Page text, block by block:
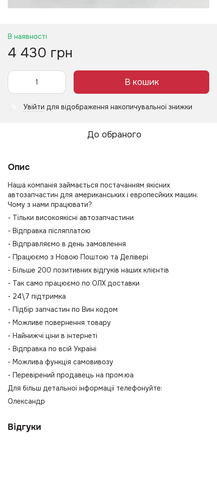
В наявності
4 430 грн
В кошик
Увійти для відображення накопичувальної знижки
До обраного
Опис
Наша компанія займається постачанням якісних
автозапчастин для американських і европесйких машин.
Чому з нами працювати?
- Тільки високоякісні автозапчастини
- Відправка післяплатою
- Відправляємо в день замовлення
- Працюємо з Новою Поштою та Делівері
- Більше 200 позитивних відгуків наших клієнтів
- Так само працюємо по ОЛХ доставки
- 24\7 підтримка
- Підбір запчастин по Вин кодом
- Можливе повернення товару
- Найнижчі ціни в інтернеті
- Відправка по всій Україні
- Можлива функція самовивозу
- Перевірений продавець на пром.юа
Для більш детальної інформації телефонуйте:
Олександр
Відгуки